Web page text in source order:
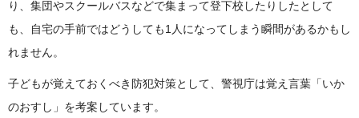
り、集団やスクールバスなどで集まって登下校したりしたとして
も、自宅の手前ではどうしても1人になってしまう瞬間があるかもし
れません。
子どもが覚えておくべき防犯対策として、警視庁は覚え言葉「いか
のおすし」を考案しています。